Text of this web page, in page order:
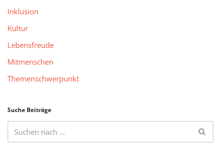
Inklusion
Kultur
Lebensfreude
Mitmenschen
Themenschwerpunkt
Suche Beiträge